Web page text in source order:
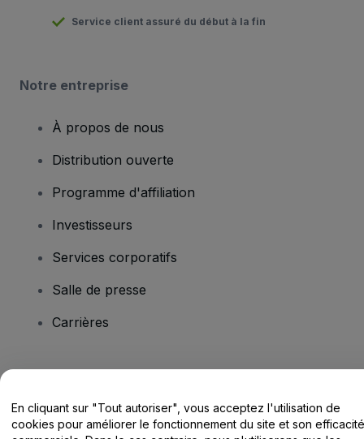
Service client assuré du début à la fin
Notre entreprise
À propos de nous
Distribution ouverte
Programme d'affiliation
Investisseurs
Services corporatifs
Salle de presse
Carrières
Centre d'assistance / Nous contacter
En cliquant sur "Tout autoriser", vous acceptez l'utilisation de
cookies pour améliorer le fonctionnement du site et son efficacité